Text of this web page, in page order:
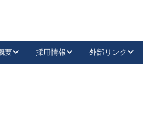
要 採用情報 外部リンク